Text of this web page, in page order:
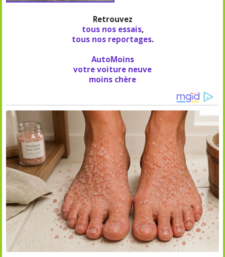
Retrouvez
tous nos essais,
tous nos reportages.
AutoMoins
votre voiture neuve
moins chère